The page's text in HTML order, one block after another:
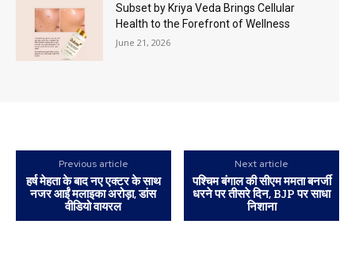
Subset by Kriya Veda Brings Cellular
Health to the Forefront of Wellness
June 21, 2026
Previous article
हर्ष मेहता के बाद नए एक्टर के साथ
नजर आईं मलाइका अरोड़ा, डांस
वीडियो वायरल
Next article
पश्चिम बंगाल की सीएम ममता बनर्जी
धरने पर तीसरे दिन, BJP पर साधा
निशाना